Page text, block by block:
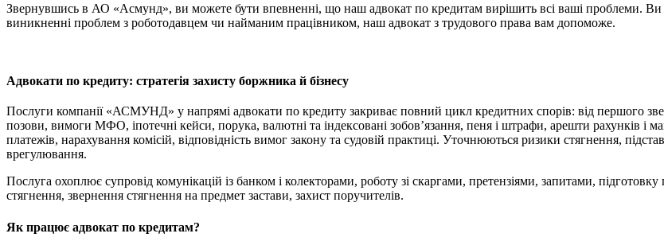
Звернувшись в АО «Асмунд», ви можете бути впевненні, що наш адвокат по кредитам вирішить всі ваші проблеми. Ви
виникненні проблем з роботодавцем чи найманим працівником, наш адвокат з трудового права вам допоможе.
Адвокати по кредиту: стратегія захисту боржника й бізнесу
Послуги компанії «АСМУНД» у напрямі адвокати по кредиту закриває повний цикл кредитних спорів: від першого
позови, вимоги МФО, іпотечні кейси, порука, валютні та індексовані зобов’язання, пеня і штрафи, арешти рахунків і
платежів, нарахування комісій, відповідність вимог закону та судовій практиці. Уточнюються ризики стягнення,
врегулювання.
Послуга охоплює супровід комунікацій із банком і колекторами, роботу зі скаргами, претензіями, запитами,
стягнення, звернення стягнення на предмет застави, захист поручителів.
Як працює адвокат по кредитам?